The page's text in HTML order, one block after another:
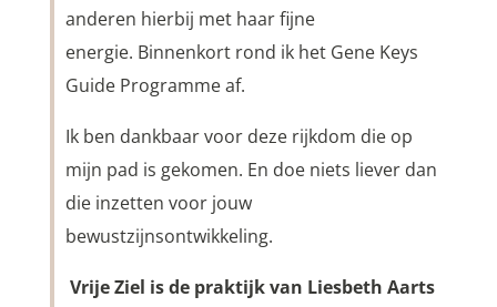
anderen hierbij met haar fijne
energie. Binnenkort rond ik het Gene Keys
Guide Programme af.
Ik ben dankbaar voor deze rijkdom die op
mijn pad is gekomen. En doe niets liever dan
die inzetten voor jouw
bewustzijnsontwikkeling.
Vrije Ziel is de praktijk van Liesbeth Aarts